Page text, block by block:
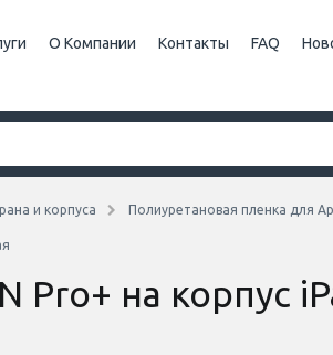
О Компании Контакты FAQ
и корпуса Полиуретановая пленка для
Pro+ на корпус